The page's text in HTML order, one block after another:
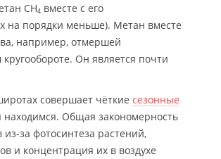
CH4 вместе с его
на порядки меньше). Метан вместе
например, отмершей
Он является почти
совершает чёткие сезонные
Общая закономерность
за фотосинтеза растений,
и концентрация их в воздухе